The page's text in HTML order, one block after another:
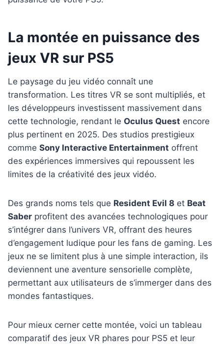
La montée en puissance des
jeux VR sur PS5
Le paysage du jeu vidéo connaît une
transformation. Les titres VR se sont multipliés, et
les développeurs investissent massivement dans
cette technologie, rendant le Oculus Quest encore
plus pertinent en 2025. Des studios prestigieux
comme Sony Interactive Entertainment offrent
des expériences immersives qui repoussent les
limites de la créativité des jeux vidéo.
Des grands noms tels que Resident Evil 8 et Beat
Saber profitent des avancées technologiques pour
s’intégrer dans l’univers VR, offrant des heures
d’engagement ludique pour les fans de gaming. Les
jeux ne se limitent plus à une simple interaction, ils
deviennent une aventure sensorielle complète,
permettant aux utilisateurs de s’immerger dans des
mondes fantastiques.
Pour mieux cerner cette montée, voici un tableau
comparatif des jeux VR phares pour PS5 et leur